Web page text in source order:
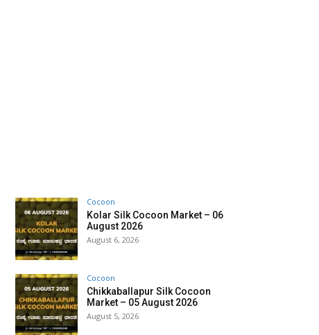
Cocoon
Kolar Silk Cocoon Market – 06
August 2026
August 6, 2026
Cocoon
Chikkaballapur Silk Cocoon
Market – 05 August 2026
August 5, 2026